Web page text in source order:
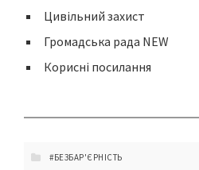
Цивільний захист
Громадська рада NEW
Корисні посилання
#БЕЗБАР'ЄРНІСТЬ